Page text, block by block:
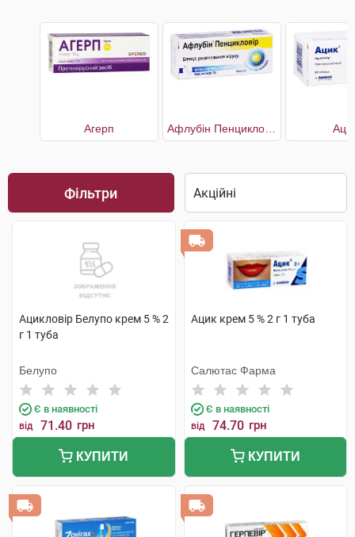
Агерп
Фільтри
Ацикловір Белупо крем 5 % 2
г 1 туба
Белупо
Є в наявності
від 71.40 грн
КУПИТИ
Ацик крем 5 % 2 г 1 туба
Салютас Фарма
Є в наявності
від 74.70 грн
КУПИТИ